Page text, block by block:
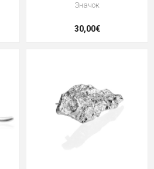
Значок
30,00€